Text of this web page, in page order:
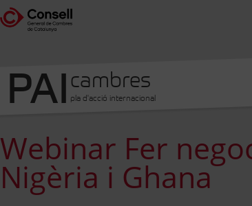
PAIcambres
pla d'acció internacional
Webinar Fer
Nigèria i Ghana